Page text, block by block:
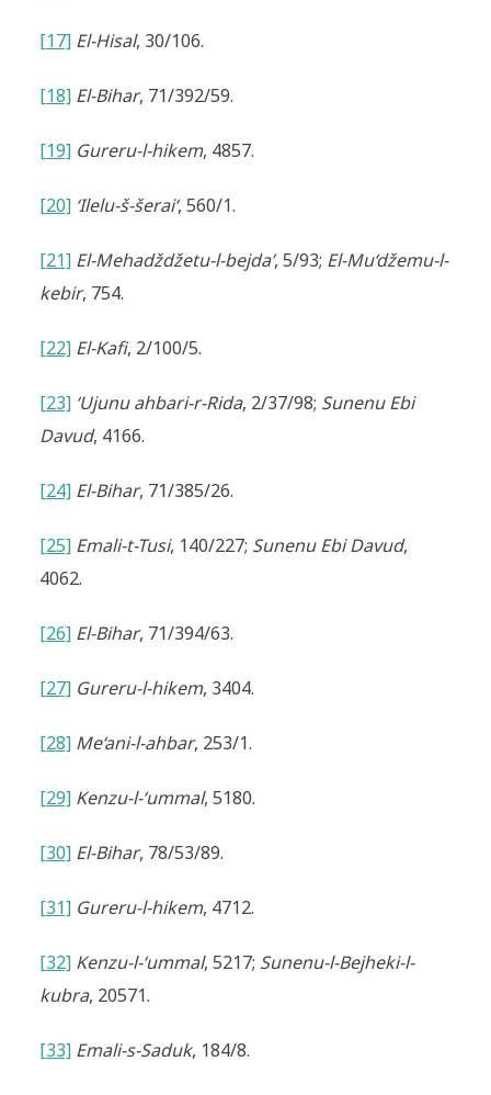
[17] El-Hisal, 30/106.
[18] El-Bihar, 71/392/59.
[19] Gureru-l-hikem, 4857.
[20] ‘Ilelu-š-šerai‘, 560/1.
[21] El-Mehadždžetu-l-bejda’, 5/93; El-Mu‘džemu-l-
kebir, 754.
[22] El-Kafi, 2/100/5.
[23] ‘Ujunu ahbari-r-Rida, 2/37/98; Sunenu Ebi
Davud, 4166.
[24] El-Bihar, 71/385/26.
[25] Emali-t-Tusi, 140/227; Sunenu Ebi Davud,
4062.
[26] El-Bihar, 71/394/63.
[27] Gureru-l-hikem, 3404.
[28] Me‘ani-l-ahbar, 253/1.
[29] Kenzu-l-‘ummal, 5180.
[30] El-Bihar, 78/53/89.
[31] Gureru-l-hikem, 4712.
[32] Kenzu-l-‘ummal, 5217; Sunenu-l-Bejheki-l-
kubra, 20571.
[33] Emali-s-Saduk, 184/8.